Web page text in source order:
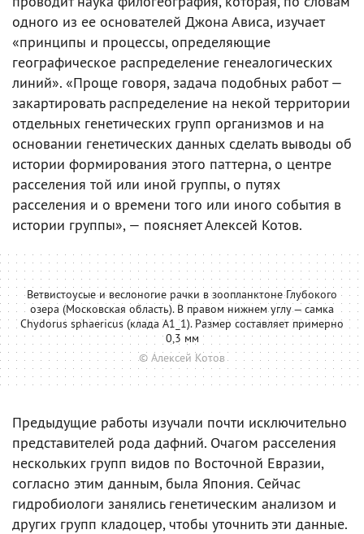
одного из ее основателей Джона Ависа, изучает
«принципы и процессы, определяющие
географическое распределение генеалогических
линий». «Проще говоря, задача подобных работ —
закартировать распределение на некой территории
отдельных генетических групп организмов и на
основании генетических данных сделать выводы об
истории формирования этого паттерна, о центре
расселения той или иной группы, о путях
расселения и о времени того или иного события в
истории группы», — поясняет Алексей Котов.
Ветвистоусые и веслоногие рачки в зоопланктоне Глубокого
озера (Московская область). В правом нижнем углу — самка
Chydorus sphaericus (клада A1_1). Размер составляет примерно
0,3 мм
© Алексей Котов
Предыдущие работы изучали почти исключительно
представителей рода дафний. Очагом расселения
нескольких групп видов по Восточной Евразии,
согласно этим данным, была Япония. Сейчас
гидробиологи занялись генетическим анализом и
других групп кладоцер, чтобы уточнить эти данные.